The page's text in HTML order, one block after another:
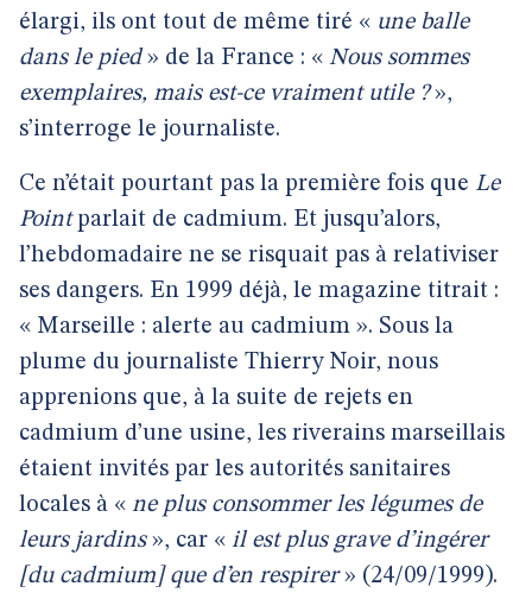
élargi, ils ont tout de même tiré « une balle
dans le pied» de la France : « Nous sommes
exemplaires, mais est-ce vraiment utile ?»,
s’interroge le journaliste.
Ce n’était pourtant pas la première fois que Le
Pointparlait de cadmium. Et jusqu’alors,
l’hebdomadaire ne se risquait pas à relativiser
ses dangers. En 1999 déjà, le magazine titrait :
« Marseille : alerte au cadmium ». Sous la
plume du journaliste Thierry Noir, nous
apprenions que, à la suite de rejets en
cadmium d’une usine, les riverains marseillais
étaient invités par les autorités sanitaires
locales à « ne plus consommer les légumes de
leurs jardins», car « il est plus grave d’ingérer
[du cadmium] que d’en respirer» (24/09/1999).